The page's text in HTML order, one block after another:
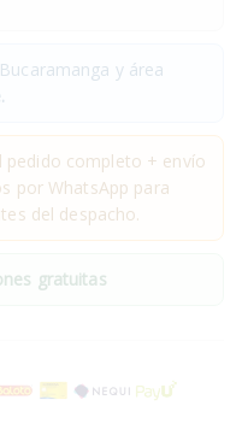
Bucaramanga y área
pedido completo + envío
por WhatsApp para
del despacho.
gratuitas